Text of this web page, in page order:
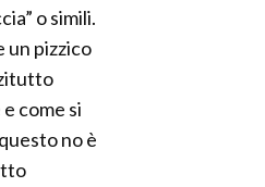
o simili.
un pizzico
come si
no è